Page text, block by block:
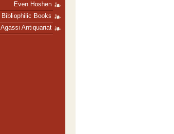
Even Hoshen
Bibliophilic Books
Agassi Antiquariat